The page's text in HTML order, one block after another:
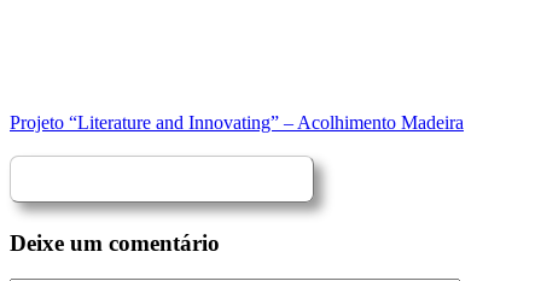
Projeto “Literature and Innovating” – Acolhimento Madeira
Deixe um comentário